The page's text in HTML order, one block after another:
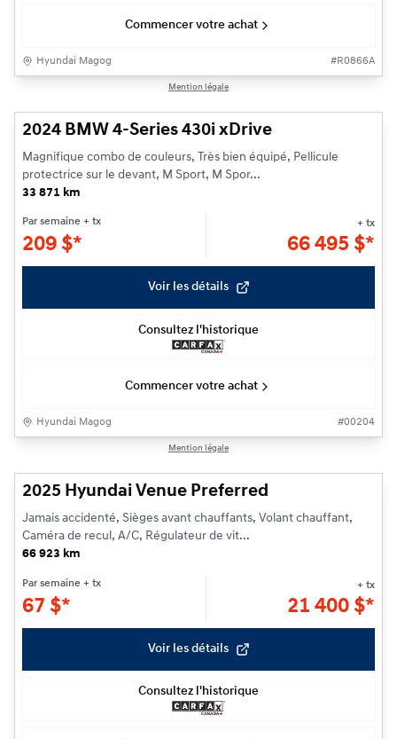
Commencer votre achat
Hyundai Magog #R0866A
Mention légale
2024 BMW 4-Series 430i xDrive
Magnifique combo de couleurs, Très bien équipé, Pellicule
protectrice sur le devant, M Sport, M Spor...
33 871 km
Par semaine + tx
209 $*
+ tx
66 495 $*
Voir les détails
Consultez l'historique
Commencer votre achat
Hyundai Magog #00204
Mention légale
2025 Hyundai Venue Preferred
Jamais accidenté, Sièges avant chauffants, Volant chauffant,
Caméra de recul, A/C, Régulateur de vit...
66 923 km
Par semaine + tx
67 $*
+ tx
21 400 $*
Voir les détails
Consultez l'historique